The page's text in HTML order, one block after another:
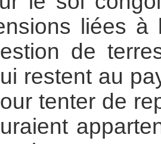
liées à
de
restent au
tenter de